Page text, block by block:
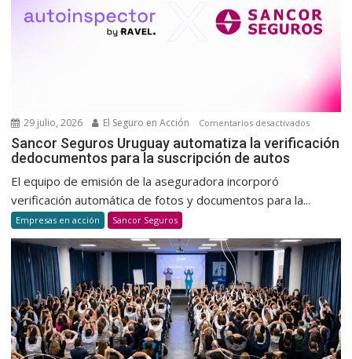
una
cultura
y
habitual
29 julio, 2026 El Seguro en Acción Comentarios desactivadosen
Sancor
la
para
la
de
autos
Sancor Seguros Uruguay automatiza la verificación
dedocumentos para la suscripción de autos
El equipo de emisión de la aseguradora incorporó
verificación automática de fotos y documentos para la...
Empresas en acción Sancor Seguros